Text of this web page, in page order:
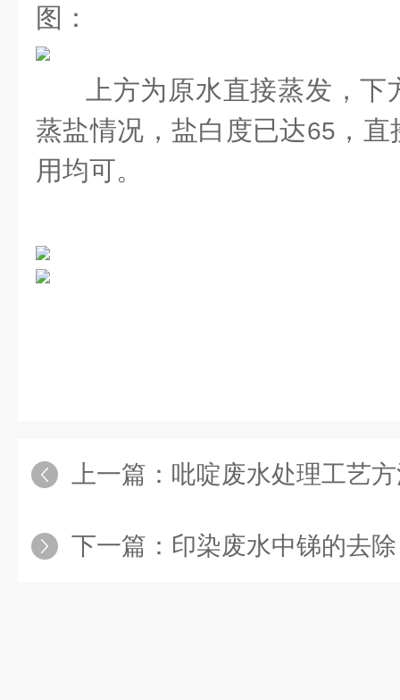
图：
上方为原水直接蒸发，
蒸盐情况，盐白度已达65 ，
用均可。
上一篇： 吡啶废水处理工艺
下一篇： 印染废水中锑的去除